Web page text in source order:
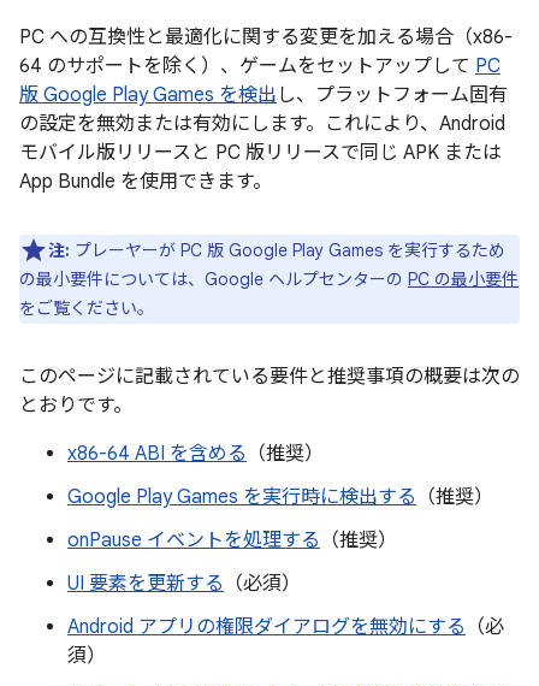
PC への互換性と最適化に関する変更を加える場合（x86-
64 のサポートを除く）、ゲームをセットアップして PC
版 Google Play Games を検出 し、プラットフォーム固有
の設定を無効または有効にします。これにより、Android
モバイル版リリースと PC 版リリースで同じ APK または
App Bundle を使用できます。
注: プレーヤーが PC 版 Google Play Games を実行するため
の最小要件については、Google ヘルプセンターの PC の最小要件
をご覧ください。
このページに記載されている要件と推奨事項の概要は次の
とおりです。
x86-64 ABI を含める （推奨）
Google Play Games を実行時に検出する （推奨）
onPause イベントを処理する （推奨）
UI 要素を更新する （必須）
Android アプリの権限ダイアログを無効にする （必
須）